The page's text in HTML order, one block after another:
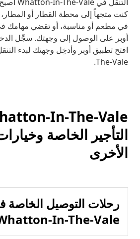
كنت متجهاً إلى محطة القطار أو المطار،
في مطعم أو مناسبة، أو تقضي مهامك
أوبر على الوصول إلى وجهتك. سجِّل
The-Vale.
التأجير الخاصة
الأخرى
رحلات التوصيل الخاصة
In-The-Vale